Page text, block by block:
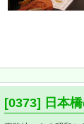
[0373] 日本